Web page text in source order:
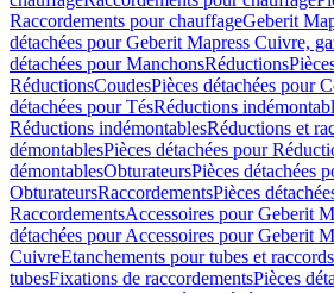
Raccordements pour chauffageGeberit
détachées pour Geberit Mapress Cuivre,
détachées pour ManchonsRéductions
RéductionsCoudesPièces détachées pour
détachées pour TésRéductions
Réductions indémontablesRéductions et
démontablesPièces détachées pour
démontablesObturateursPièces détachées
ObturateursRaccordementsPièces
RaccordementsAccessoires pour Geberit
détachées pour Accessoires pour Geberit
CuivreEtanchements pour tubes et raccords
tubesFixations de raccordementsPièces